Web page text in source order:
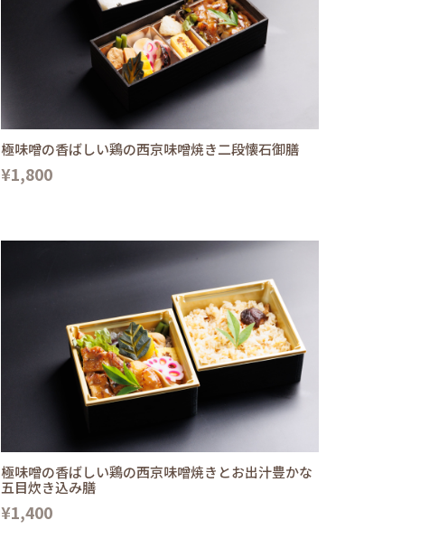
極味噌の香ばしい鶏の西京味噌焼き二段懐石御膳
¥1,800
極味噌の香ばしい鶏の西京味噌焼きとお出汁豊かな
五目炊き込み膳
¥1,400